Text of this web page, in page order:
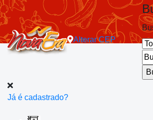
AlterarCEP
Já é cadastrado?